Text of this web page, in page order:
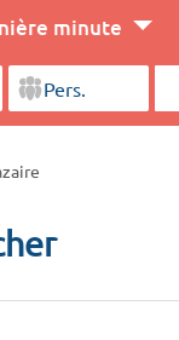
minute